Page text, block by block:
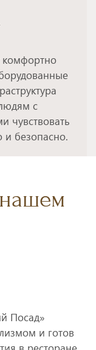
комфортно
с
чувствовать
и безопасно.
Посад»
и готов